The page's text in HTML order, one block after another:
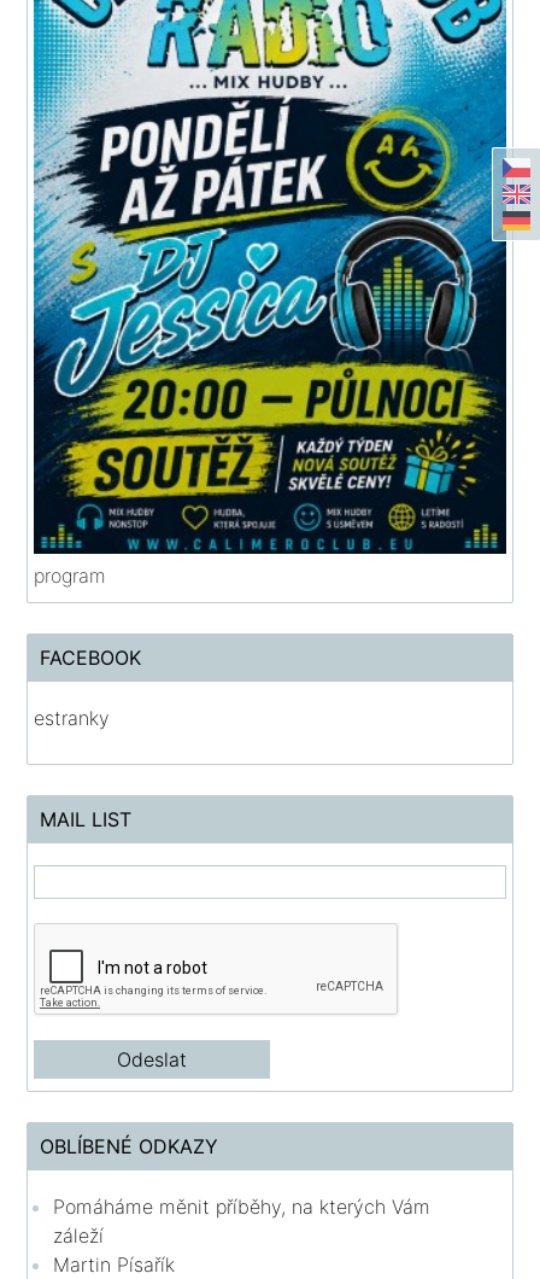
program
FACEBOOK
estranky
MAIL LIST
OBLÍBENÉ ODKAZY
Pomáháme měnit příběhy, na kterých Vám
záleží
Martin Písařík